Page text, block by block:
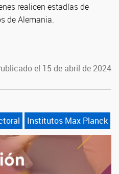
realicen estadías de
de Alemania.
el 15 de abril de 2024
Institutos Max Planck